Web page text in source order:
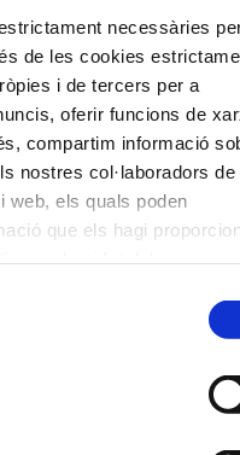
necessàries
de les cookies
i de tercers per a
oferir funcions de
compartim informació
nostres col·laboradors de
web, els quals poden
que els hagi
vol permetre i prémer
informació visiti la nostra
de la qual podrà
moment.